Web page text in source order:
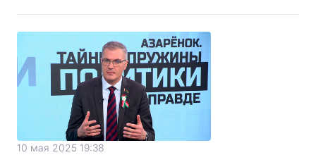
10 мая 2025 19:38